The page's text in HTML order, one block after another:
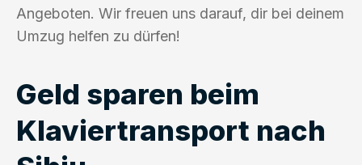
Angeboten. Wir freuen uns darauf, dir bei deinem
Umzug helfen zu dürfen!
Geld sparen beim
Klaviertransport nach